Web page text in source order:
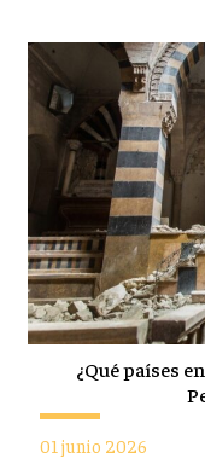
¿Qué países
01 junio 2026